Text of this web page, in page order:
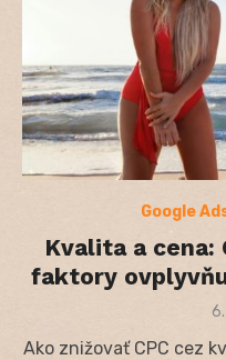
Google
Kvalita a cena:
faktory
Ako znižovať CPC cez